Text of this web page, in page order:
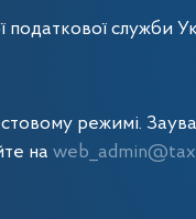
податкової служби
режимі.
на